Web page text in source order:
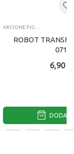
AKCIONE FIGURE I SETOVI
ROBOT
6,90
DODAJ